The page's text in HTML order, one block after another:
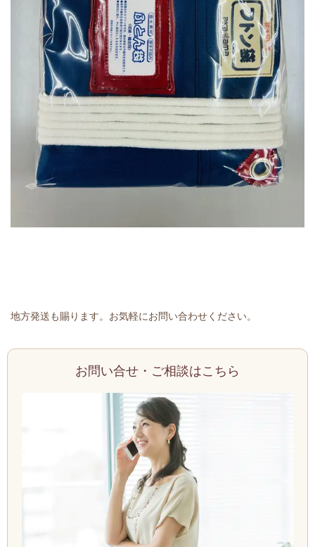
地方発送も賜ります。お気軽にお問い合わせください。
お問い合せ・ご相談はこちら